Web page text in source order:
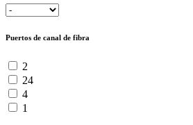
Puertos de canal de fibra
2
24
4
1